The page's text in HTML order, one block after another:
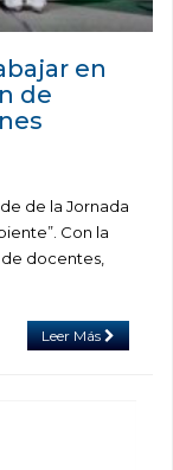
en
de
de la Jornada
Con la
docentes,
Leer Más